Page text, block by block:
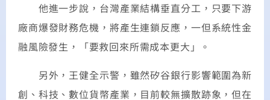
他進一步說，台灣產業結構垂直分工，只要下游
廠商爆發財務危機，將產生連鎖反應，一但系統性金
融風險發生，「要救回來所需成本更大」。
另外，王健全示警，雖然矽谷銀行影響範圍為新
創、科技、數位貨幣產業，目前較無擴散跡象，但在